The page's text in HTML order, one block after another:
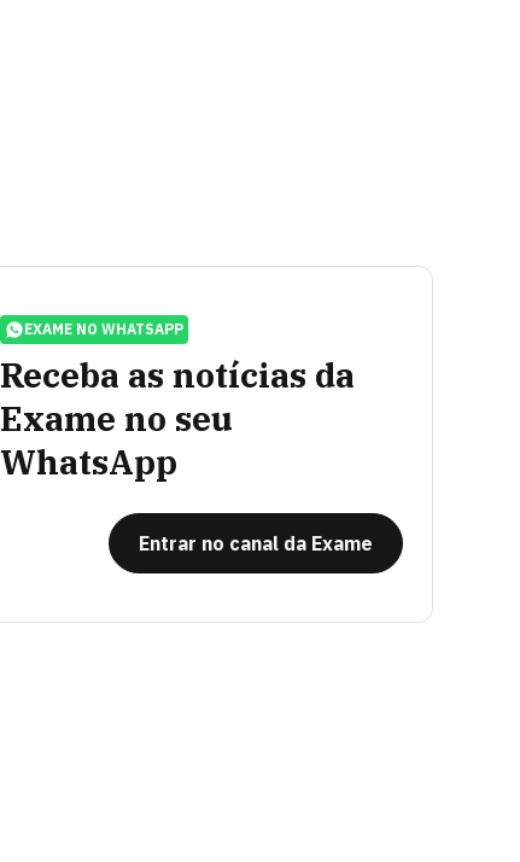
EXAME NO WHATSAPP
Receba as notícias da
Exame no seu
WhatsApp
Entrar no canal da Exame